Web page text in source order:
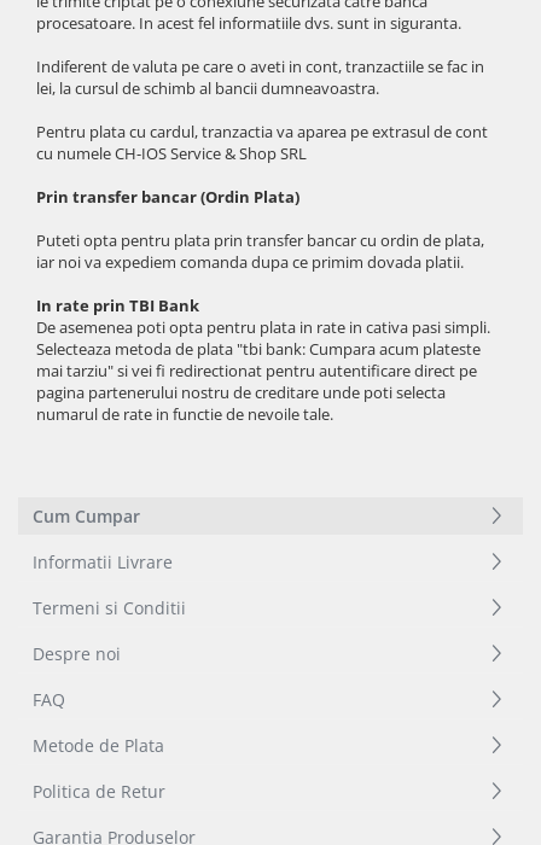
iPad Gen. 9, 10.2" (2021)
iPad Mini 1 (2012)
iPad Mini 2 (2013)
iPad Mini 3 (2014)
iPad Mini 4 (2015)
iPad Mini 5 (2019)
iPad Pro 11 Gen. 1 (2018)
iPad Pro 11 Gen. 2 (2020)
iPad Pro 11 Gen. 3 (2021)
iPad Pro 11 Gen. 4 (2022)
iPad Pro 12.9 Gen. 1 (2015)
iPad Pro 12.9 Gen. 3 (2018)
iPad Pro 9.7 (2016)
Componente iWatch
Apple Watch 1 (38mm)
Apple Watch 2 (38mm)
Apple Watch 2 (42mm)
Apple Watch 3 (42mm)
Apple Watch 4 (40mm)
procesatoare. In acest fel informatiile dvs. sunt in siguranta.
Indiferent de valuta pe care o aveti in cont, tranzactiile se fac in
lei, la cursul de schimb al bancii dumneavoastra.
Pentru plata cu cardul, tranzactia va aparea pe extrasul de cont
cu numele CH-IOS Service & Shop SRL
Prin transfer bancar (Ordin Plata)
Puteti opta pentru plata prin transfer bancar cu ordin de plata,
iar noi va expediem comanda dupa ce primim dovada platii.
In rate prin TBI Bank
De asemenea poti opta pentru plata in rate in cativa pasi simpli.
Selecteaza metoda de plata "tbi bank: Cumpara acum plateste
mai tarziu" si vei fi redirectionat pentru autentificare direct pe
pagina partenerului nostru de creditare unde poti selecta
numarul de rate in functie de nevoile tale.
Cum Cumpar
Informatii Livrare
Termeni si Conditii
Despre noi
FAQ
Metode de Plata
Politica de Retur
Garantia Produselor